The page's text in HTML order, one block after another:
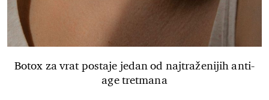
Botox za vrat postaje jedan od najtraženijih anti-
age tretmana